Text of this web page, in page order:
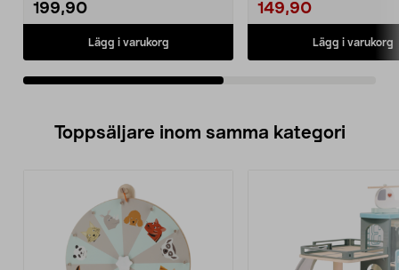
199,90
Lägg i varukorg
149,90
Lägg i varukorg
Toppsäljare inom samma kategori